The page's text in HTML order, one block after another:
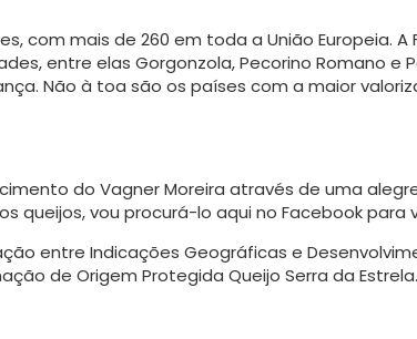
com mais de 260 em toda a União Euro­peia.
entre elas Gorgonzola, Pecorino Romano e
Não à toa são os países com a maior
do Vagner Moreira através de uma
queijos, vou procurá-lo aqui no Facebook para
entre Indicações Geográficas e
de Origem Protegida Queijo Serra da Estrela.